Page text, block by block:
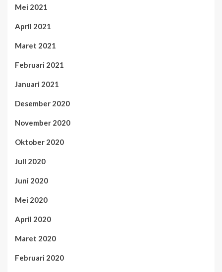
Mei 2021
April 2021
Maret 2021
Februari 2021
Januari 2021
Desember 2020
November 2020
Oktober 2020
Juli 2020
Juni 2020
Mei 2020
April 2020
Maret 2020
Februari 2020